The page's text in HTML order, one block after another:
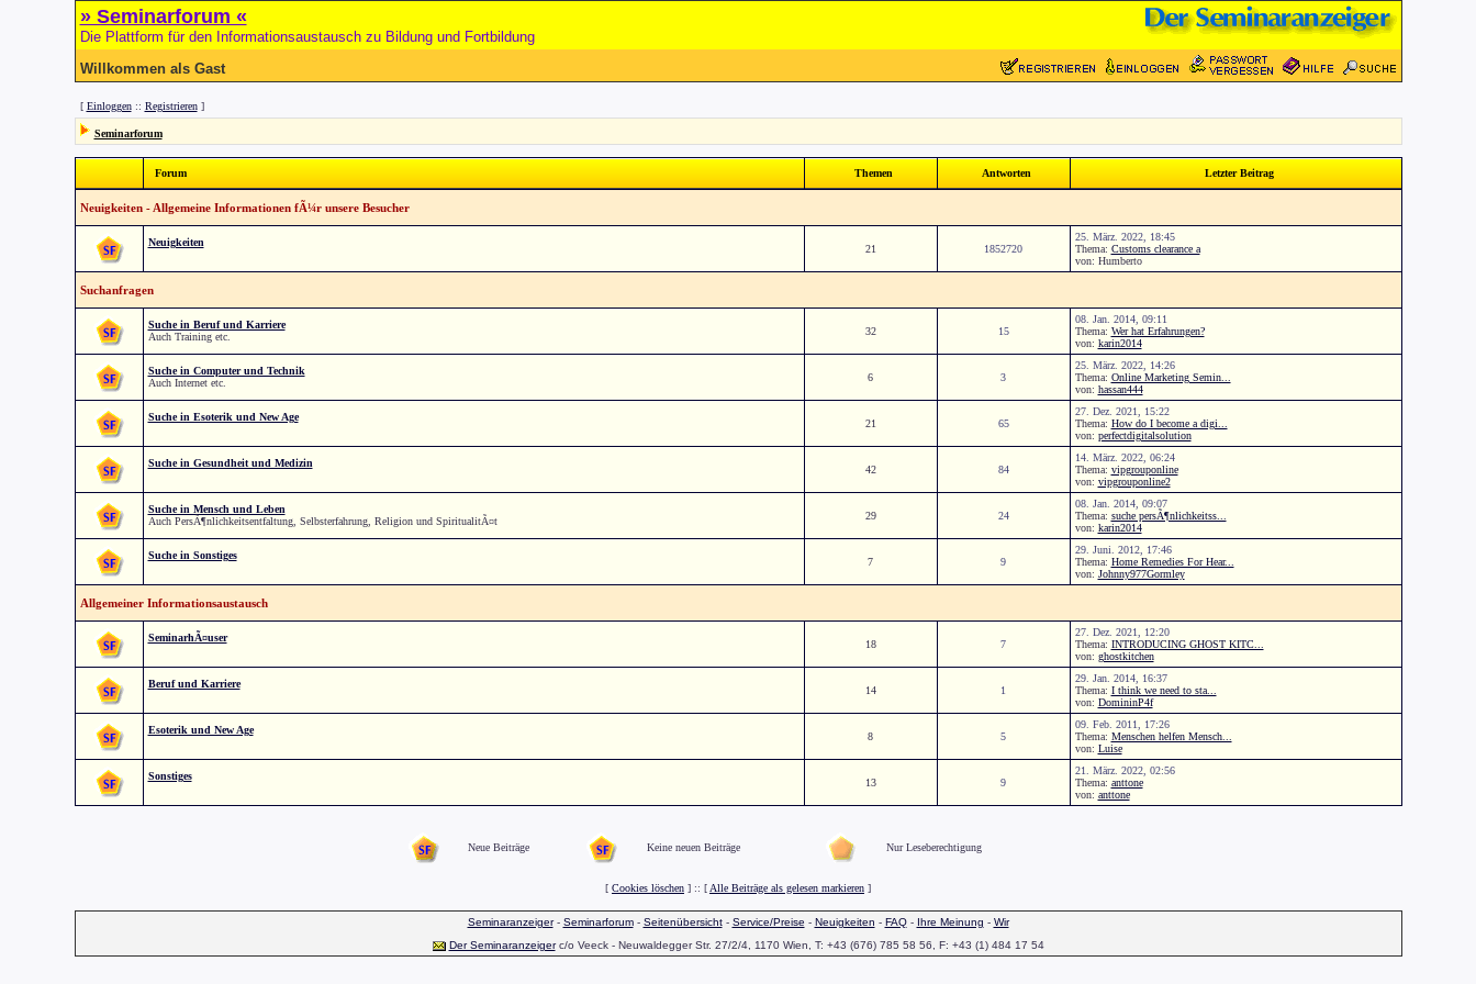
» Seminarforum «
Die Plattform für den Informationsaustausch zu Bildung und Fortbildung
Willkommen als Gast
[ Einloggen:: Registrieren]
Seminarforum
Forum Themen Antworten Letzter Beitrag
Neuigkeiten - Allgemeine Informationen fÃ¼r unsere Besucher
Neuigkeiten
21 1852720
25. März. 2022, 18:45
Thema: Customs clearance a
von: Humberto
Suchanfragen
Suche in Beruf und Karriere
Auch Training etc.
32 15
08. Jan. 2014, 09:11
Thema: Wer hat Erfahrungen?
von: karin2014
Suche in Computer und Technik
Auch Internet etc.
6 3
25. März. 2022, 14:26
Thema: Online Marketing Semin...
von: hassan444
Suche in Esoterik und New Age
21 65
27. Dez. 2021, 15:22
Thema: How do I become a digi...
von: perfectdigitalsolution
Suche in Gesundheit und Medizin
42 84
14. März. 2022, 06:24
Thema: vipgrouponline
von: vipgrouponline2
Suche in Mensch und Leben
Auch PersÃ¶nlichkeitsentfaltung, Selbsterfahrung, Religion und SpiritualitÃ¤t
29 24
08. Jan. 2014, 09:07
Thema: suche persÃ¶nlichkeitss...
von: karin2014
Suche in Sonstiges
7 9
29. Juni. 2012, 17:46
Thema: Home Remedies For Hear...
von: Johnny977Gormley
Allgemeiner Informationsaustausch
SeminarhÃ¤user
18 7
27. Dez. 2021, 12:20
Thema: INTRODUCING GHOST KITC...
von: ghostkitchen
Beruf und Karriere
14 1
29. Jan. 2014, 16:37
Thema: I think we need to sta...
von: DomininP4f
Esoterik und New Age
8 5
09. Feb. 2011, 17:26
Thema: Menschen helfen Mensch...
von: Luise
Sonstiges
13 9
21. März. 2022, 02:56
Thema: anttone
von: anttone
Neue Beiträge Keine neuen Beiträge Nur Leseberechtigung
[ Cookies löschen ] :: [ Alle Beiträge als gelesen markieren ]
Seminaranzeiger- Seminarforum- Seitenübersicht- Service/Preise - Neuigkeiten - FAQ- Ihre Meinung - Wir
Der Seminaranzeigerc/o Veeck - Neuwaldegger Str. 27/2/4, 1170 Wien, T: +43 (676) 785 58 56, F: +43 (1) 484 17 54